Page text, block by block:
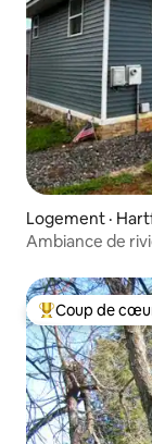
Logement ·
Ambiance de
Coup de cœur
Coup de